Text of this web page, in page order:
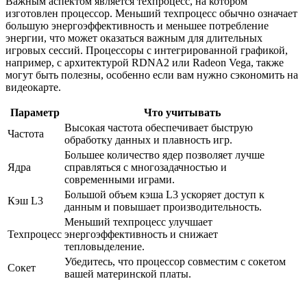
изготовлен процессор. Меньший техпроцесс обычно означает
большую энергоэффективность и меньшее потребление
энергии, что может оказаться важным для длительных
игровых сессий. Процессоры с интегрированной графикой,
например, с архитектурой RDNA2 или Radeon Vega, также
могут быть полезны, особенно если вам нужно сэкономить на
видеокарте.
Параметр
Что учитывать
Частота
Высокая частота обеспечивает быструю
обработку данных и плавность игр.
Ядра
Большее количество ядер позволяет лучше
справляться с многозадачностью и
современными играми.
Кэш L3
Большой объем кэша L3 ускоряет доступ к
данным и повышает производительность.
Техпроцесс
Меньший техпроцесс улучшает
энергоэффективность и снижает
тепловыделение.
Сокет
Убедитесь, что процессор совместим с сокетом
вашей материнской платы.